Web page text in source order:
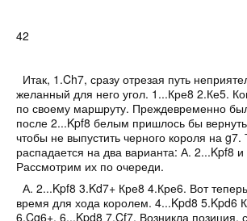
42
Итак, 1.Ch7, сразу отрезая путь
желанный для него угол. 1...Кре8 2.Ке5.
по своему маршруту. Преждевременно
после 2...Kpf8 белым пришлось бы
чтобы не выпустить черного короля на g7.
распадается на два варианта: А. 2...Kpf8 и
Рассмотрим их по очереди.
А. 2...Kpf8 3.Kd7+ Кре8 4.Кре6. Вот
время для хода королем. 4...Kpd8 5.Kpd6
6.Cg6+. 6...Kpd8 7.Cf7. Возникла позиция,